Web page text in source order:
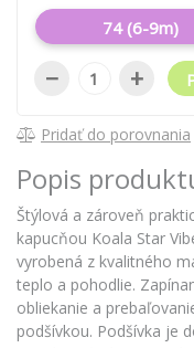
74 (6-9m)
− +
Pridať do porovnania
Popis
Štýlová a zároveň
kapucňou Koala Star
vyrobená z kvalitného
teplo a pohodlie.
obliekanie a
podšívkou. Podšívka je